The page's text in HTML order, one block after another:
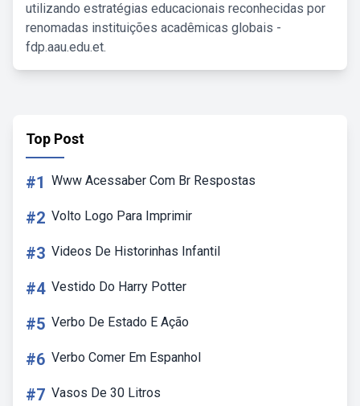
utilizando estratégias educacionais reconhecidas por
renomadas instituições acadêmicas globais -
fdp.aau.edu.et.
Top Post
#1 Www Acessaber Com Br Respostas
#2 Volto Logo Para Imprimir
#3 Videos De Historinhas Infantil
#4 Vestido Do Harry Potter
#5 Verbo De Estado E Ação
#6 Verbo Comer Em Espanhol
#7 Vasos De 30 Litros